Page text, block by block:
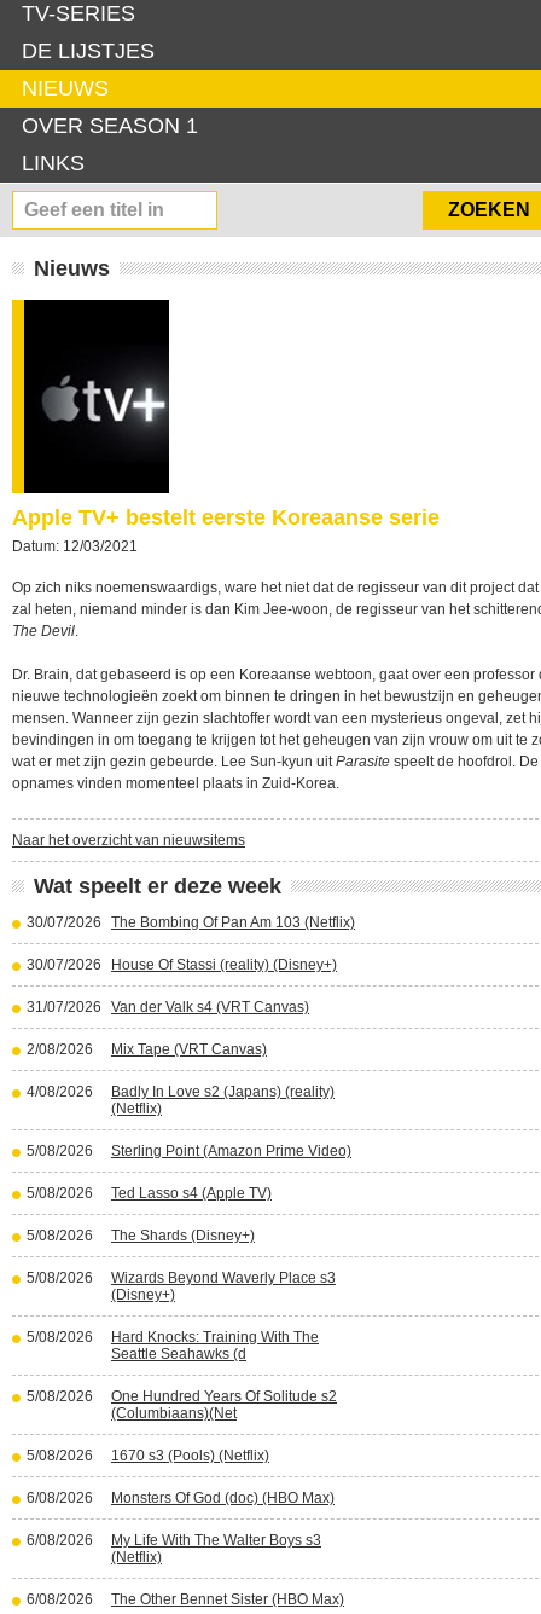
TV-SERIES
DE LIJSTJES
NIEUWS
OVER SEASON 1
LINKS
Nieuws
Apple TV+ bestelt eerste Koreaanse serie
Datum: 12/03/2021
Op zich niks noemenswaardigs, ware het niet dat de regisseur van dit project dat
zal heten, niemand minder is dan Kim Jee-woon, de regisseur van het
The Devil.
Dr. Brain, dat gebaseerd is op een Koreaanse webtoon, gaat over een professor
nieuwe technologieën zoekt om binnen te dringen in het bewustzijn en
mensen. Wanneer zijn gezin slachtoffer wordt van een mysterieus ongeval, zet
bevindingen in om toegang te krijgen tot het geheugen van zijn vrouw om uit te
wat er met zijn gezin gebeurde. Lee Sun-kyun uitParasite speelt de hoofdrol. De
opnames vinden momenteel plaats in Zuid-Korea.
Naar het overzicht van nieuwsitems
Wat speelt er deze week
30/07/2026 The Bombing Of Pan Am 103 (Netflix)
30/07/2026 House Of Stassi (reality) (Disney+)
31/07/2026 Van der Valk s4 (VRT Canvas)
2/08/2026 Mix Tape (VRT Canvas)
4/08/2026
Badly In Love s2 (Japans) (reality)
(Netflix)
5/08/2026 Sterling Point (Amazon Prime Video)
5/08/2026 Ted Lasso s4 (Apple TV)
5/08/2026 The Shards (Disney+)
5/08/2026
Wizards Beyond Waverly Place s3
(Disney+)
5/08/2026
Hard Knocks: Training With The
Seattle Seahawks (d
5/08/2026
One Hundred Years Of Solitude s2
(Columbiaans)(Net
5/08/2026 1670 s3 (Pools) (Netflix)
6/08/2026 Monsters Of God (doc) (HBO Max)
6/08/2026
My Life With The Walter Boys s3
(Netflix)
6/08/2026 The Other Bennet Sister (HBO Max)